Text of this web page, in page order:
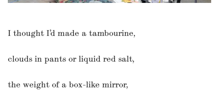
I thought I’d made a tambourine,
clouds in pants or liquid red salt,
the weight of a box-like mirror,